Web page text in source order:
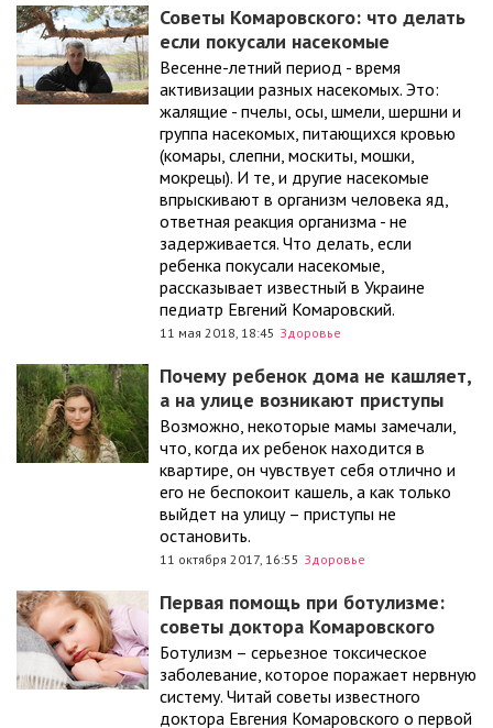
Советы Комаровского: что делать
если покусали насекомые
Весенне-летний период - время
активизации разных насекомых. Это:
жалящие - пчелы, осы, шмели, шершни и
группа насекомых, питающихся кровью
(комары, слепни, москиты, мошки,
мокрецы). И те, и другие насекомые
впрыскивают в организм человека яд,
ответная реакция организма - не
задерживается. Что делать, если
ребенка покусали насекомые,
рассказывает известный в Украине
педиатр Евгений Комаровский.
11 мая 2018, 18:45 Здоровье
Почему ребенок дома не кашляет,
а на улице возникают приступы
Возможно, некоторые мамы замечали,
что, когда их ребенок находится в
квартире, он чувствует себя отлично и
его не беспокоит кашель, а как только
выйдет на улицу – приступы не
остановить.
11 октября 2017, 16:55 Здоровье
Первая помощь при ботулизме:
советы доктора Комаровского
Ботулизм – серьезное токсическое
заболевание, которое поражает нервную
систему. Читай советы известного
доктора Евгения Комаровского о первой